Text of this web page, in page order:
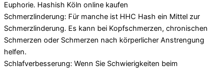
Euphorie. Hashish Köln online kaufen
Schmerzlinderung: Für manche ist HHC Hash ein Mittel zur
Schmerzlinderung. Es kann bei Kopfschmerzen, chronischen
Schmerzen oder Schmerzen nach körperlicher Anstrengung
helfen.
Schlafverbesserung: Wenn Sie Schwierigkeiten beim